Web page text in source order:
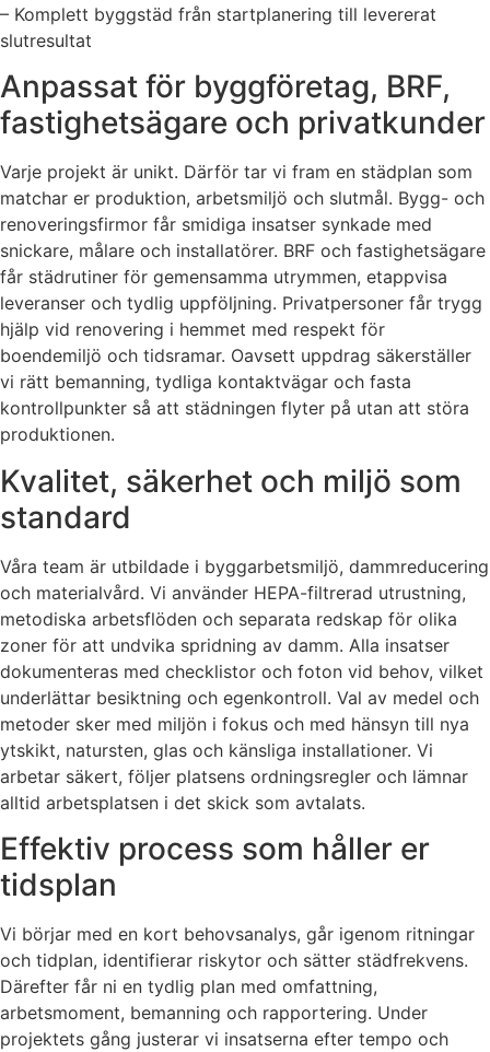
– Komplett byggstäd från startplanering till levererat
slutresultat
Anpassat för byggföretag, BRF,
fastighetsägare och privatkunder
Varje projekt är unikt. Därför tar vi fram en städplan som
matchar er produktion, arbetsmiljö och slutmål. Bygg- och
renoveringsfirmor får smidiga insatser synkade med
snickare, målare och installatörer. BRF och fastighetsägare
får städrutiner för gemensamma utrymmen, etappvisa
leveranser och tydlig uppföljning. Privatpersoner får trygg
hjälp vid renovering i hemmet med respekt för
boendemiljö och tidsramar. Oavsett uppdrag säkerställer
vi rätt bemanning, tydliga kontaktvägar och fasta
kontrollpunkter så att städningen flyter på utan att störa
produktionen.
Kvalitet, säkerhet och miljö som
standard
Våra team är utbildade i byggarbetsmiljö, dammreducering
och materialvård. Vi använder HEPA-filtrerad utrustning,
metodiska arbetsflöden och separata redskap för olika
zoner för att undvika spridning av damm. Alla insatser
dokumenteras med checklistor och foton vid behov, vilket
underlättar besiktning och egenkontroll. Val av medel och
metoder sker med miljön i fokus och med hänsyn till nya
ytskikt, natursten, glas och känsliga installationer. Vi
arbetar säkert, följer platsens ordningsregler och lämnar
alltid arbetsplatsen i det skick som avtalats.
Effektiv process som håller er
tidsplan
Vi börjar med en kort behovsanalys, går igenom ritningar
och tidplan, identifierar riskytor och sätter städfrekvens.
Därefter får ni en tydlig plan med omfattning,
arbetsmoment, bemanning och rapportering. Under
projektets gång justerar vi insatserna efter tempo och